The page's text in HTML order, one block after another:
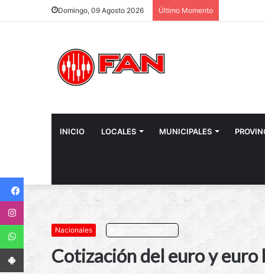
Domingo, 09 Agosto 2026 Último Momento
INICIO LOCALES MUNICIPALES
Nacionales Escuchar artículo
Cotización del euro y
Instagram
WhatsApp
App Android